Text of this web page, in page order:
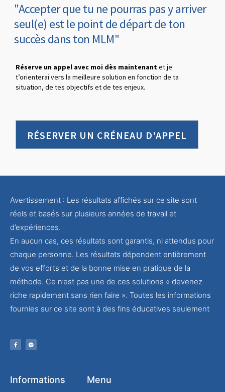
"Accepter que tu ne pourras pas y arriver
seul(e) est le point de départ de ton
succès dans ton MLM"
Réserve un appel avec moi dès maintenantet je
t’orienterai vers la meilleure solution en fonction de ta
situation, de tes objectifs et de tes enjeux.
RÉSERVER UN CRÉNEAU D'APPEL
Avertissement : Les résultats affichés sur ce site sont
réels et basés sur plusieurs années de travail et
d’expériences.
En aucun cas, ces résultats sont garantis, ni attendus pour
chaque personne. Les résultats dépendent entièrement
de vos efforts et de la bonne mise en pratique de la
méthode. Ce n’est pas une de ces solutions « devenez
riche rapidement sans rien faire ». Toutes les informations
fournies sur ce site sont à des fins éducatives seulement
Informations Menu